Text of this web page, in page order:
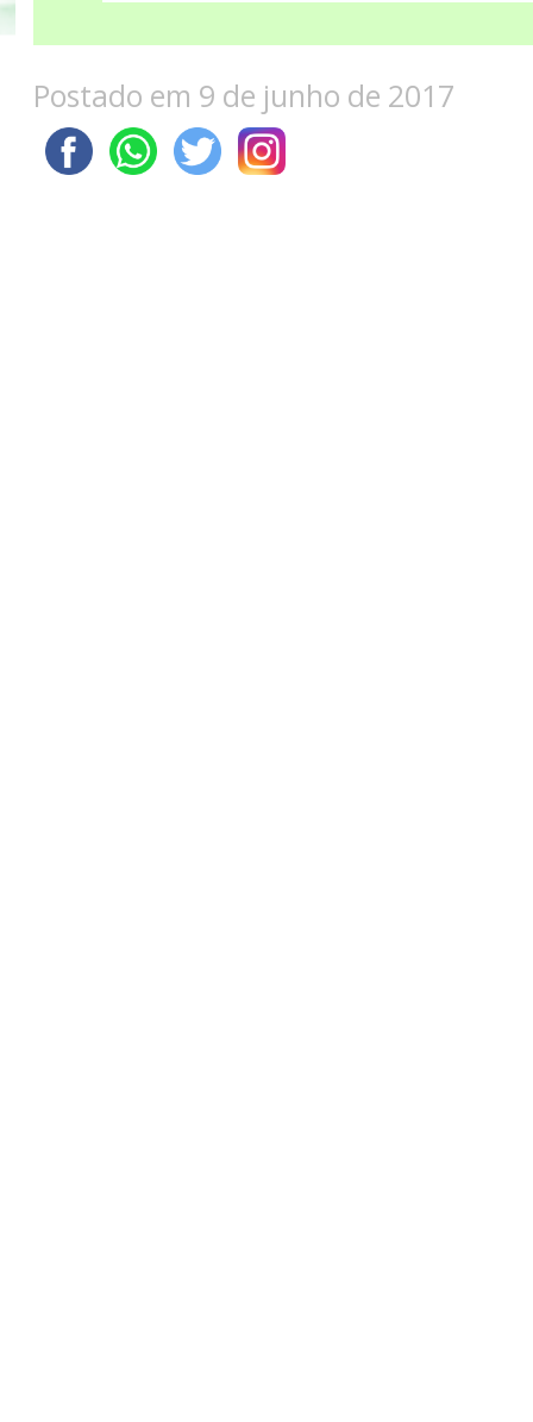
Postado em 9 de junho de 2017